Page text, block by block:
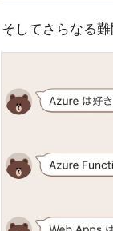
そしてさらなる難